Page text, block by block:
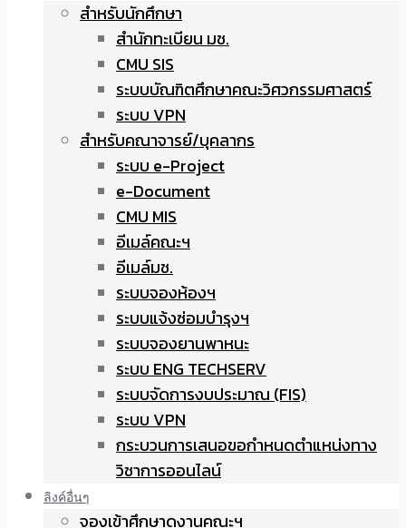
สำหรับนักศึกษา
สำนักทะเบียน มช.
CMU SIS
ระบบบัณฑิตศึกษาคณะวิศวกรรมศาสตร์
ระบบ VPN
สำหรับคณาจารย์/บุคลากร
ระบบ e-Project
e-Document
CMU MIS
อีเมล์คณะฯ
อีเมล์มช.
ระบบจองห้องฯ
ระบบแจ้งซ่อมบำรุงฯ
ระบบจองยานพาหนะ
ระบบ ENG TECHSERV
ระบบจัดการงบประมาณ (FIS)
ระบบ VPN
กระบวนการเสนอขอกำหนดตำแหน่งทาง
วิชาการออนไลน์
ลิงค์อื่นๆ
จองเข้าศึกษาดูงานคณะฯ